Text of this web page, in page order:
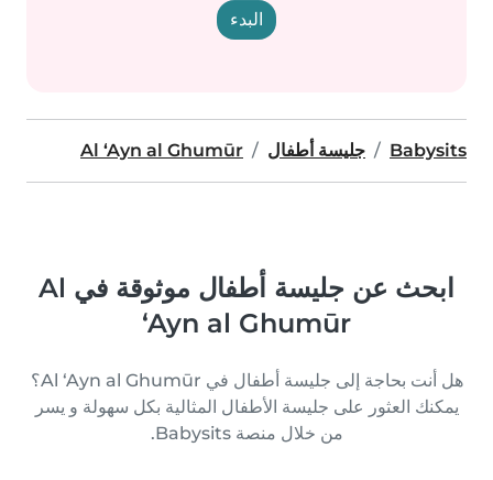
البدء
Babysits جليسة أطفال Al ‘Ayn al Ghumūr
ابحث عن جليسة أطفال موثوقة في Al
‘Ayn al Ghumūr
هل أنت بحاجة إلى جليسة أطفال في Al ‘Ayn al Ghumūr؟
يمكنك العثور على جليسة الأطفال المثالية بكل سهولة و يسر
من خلال منصة Babysits.